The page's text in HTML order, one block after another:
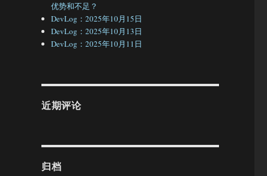
优势和不足？
DevLog：2025年10月15日
DevLog：2025年10月13日
DevLog：2025年10月11日
近期评论
归档